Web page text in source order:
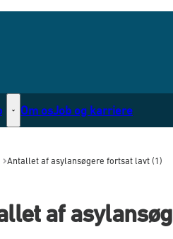
Statsborgerskab - Flere links
Om osJob og karriere
Antallet af asylansøgere fortsat lavt (1)
af